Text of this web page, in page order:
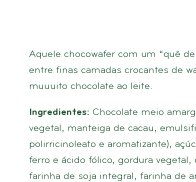
Aquele chocowafer com um “quê
entre finas camadas crocantes de
muuuito chocolate ao leite.
Ingredientes: Chocolate meio
vegetal, manteiga de cacau,
polirricinoleato e aromatizante),
ferro e ácido fólico, gordura
farinha de soja integral, farinha de